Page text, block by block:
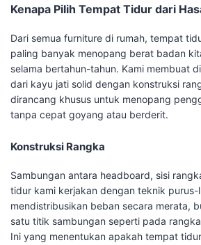
Kenapa Pilih Tempat Tidur dari
Dari semua furniture di rumah, tempat
paling banyak menopang berat badan
selama bertahun-tahun. Kami membuat
dari kayu jati solid dengan konstruksi
dirancang khusus untuk menopang
tanpa cepat goyang atau berderit.
Konstruksi Rangka
Sambungan antara headboard, sisi
tidur kami kerjakan dengan teknik purus-
mendistribusikan beban secara merata,
satu titik sambungan seperti pada
Ini yang menentukan apakah tempat